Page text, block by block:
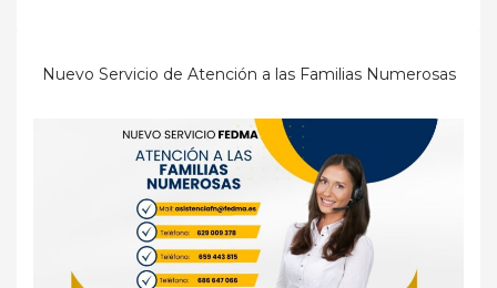
Nuevo Servicio de Atención a las Familias Numerosas